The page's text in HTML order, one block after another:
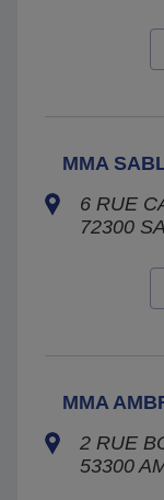
MMA
6 RUE
72300
MMA
2 RUE
53300